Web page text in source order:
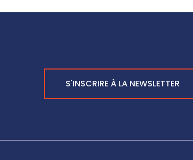
S'INSCRIRE À LA NEWSLETTER